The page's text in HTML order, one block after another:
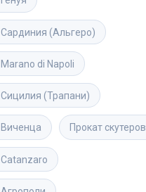
Сардиния (Альгеро)
Marano di Napoli
Сицилия (Трапани)
Виченца Прокат скутеров
Catanzaro